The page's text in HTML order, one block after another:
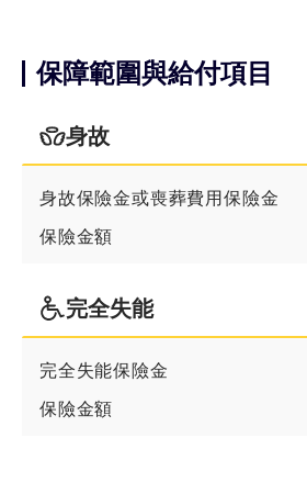
保障範圍與給付項目
身故
身故保險金或喪葬費用保險金
保險金額
完全失能
完全失能保險金
保險金額